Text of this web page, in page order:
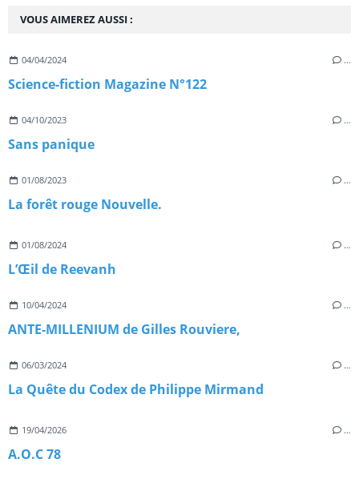
VOUS AIMEREZ AUSSI :
04/04/2024 …
Science-fiction Magazine N°122
04/10/2023 …
Sans panique
01/08/2023 …
La forêt rouge Nouvelle.
01/08/2024 …
L’Œil de Reevanh
10/04/2024 …
ANTE-MILLENIUM de Gilles Rouviere,
06/03/2024 …
La Quête du Codex de Philippe Mirmand
19/04/2026 …
A.O.C 78